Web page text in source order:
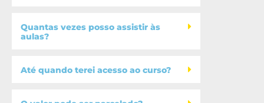
Quantas vezes posso assistir às
aulas?
Até quando terei acesso ao curso?